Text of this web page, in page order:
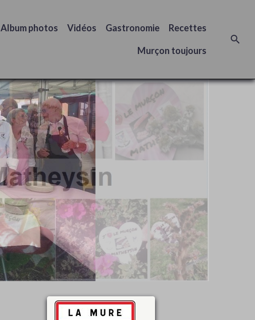
Album photos Vidéos Gastronomie Recettes
Murçon toujours